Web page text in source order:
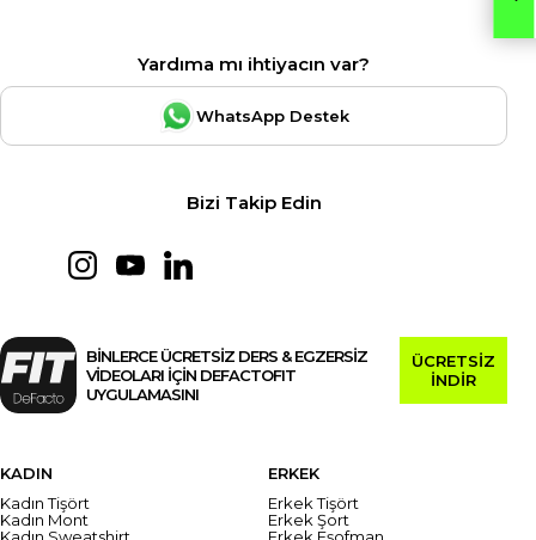
Yardıma mı ihtiyacın var?
WhatsApp Destek
Bizi Takip Edin
BİNLERCE ÜCRETSİZ DERS & EGZERSİZ
VİDEOLARI İÇİN DEFACTOFIT
UYGULAMASINI
ÜCRETSİZ
İNDİR
KADIN
Kadın Tişört
Kadın Mont
Kadın Sweatshirt
ERKEK
Erkek Tişört
Erkek Şort
Erkek Eşofman